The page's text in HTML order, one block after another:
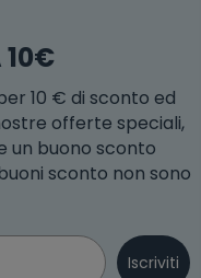
10€
10 € di sconto ed
offerte speciali,
un buono sconto
sconto non sono
Iscriviti